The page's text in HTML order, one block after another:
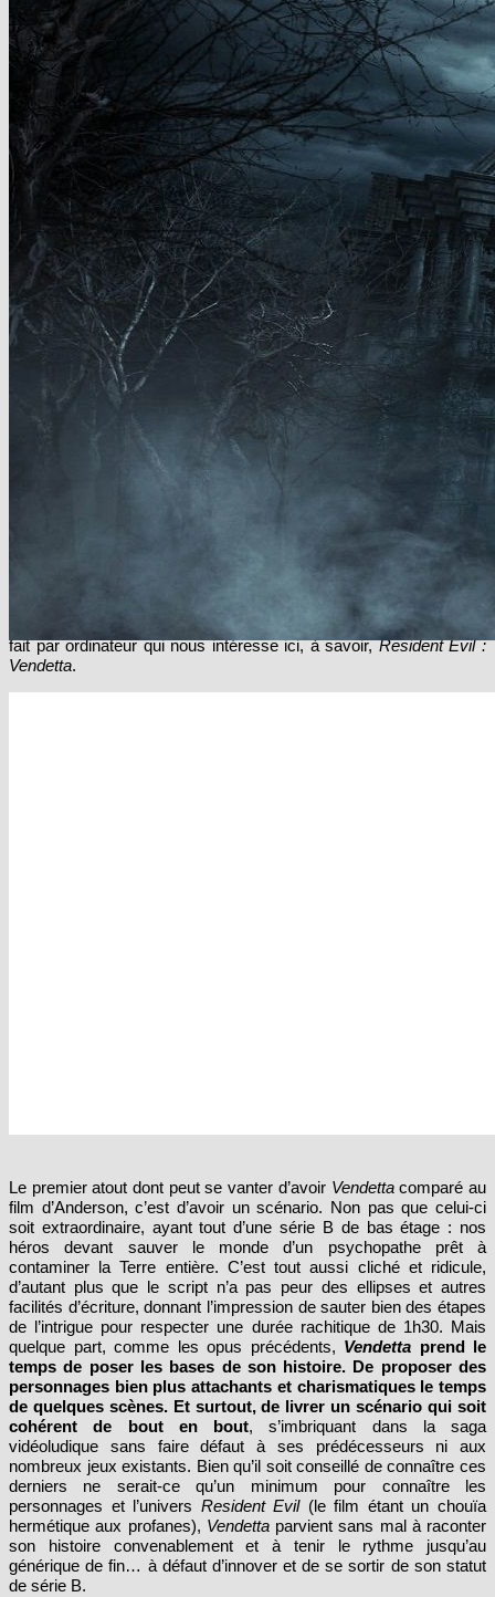
et mieux maîtrisée que les nanars de Paul
W.S. Anderson.
Synopsis :Alors que l’agent du BSAA Chris Redfield infiltre un
manoir pour affronter Glenn Arias, le criminel le plus recherché du
moment, Rebecca Chambers, ancienne membre des STARS
devenue professeur à l’université, va aider la police dans une
enquête impliquant une mort mystérieuse. Sans le savoir, elle va
découvrir un nouveau genre de virus, qui ramène les morts à la
vie pour les transformer en créatures assoiffées de sang…
Bien plus posé et maîtrisé que chez Paul W.S. Anderson
Resident Evilen film, ce n’est pas forcément une mauvaise
chose. Et pour cause, beaucoup pensent que l’adaptation
cinématographique s’arrête à la saga de maintenant six films,
signée par Paul W.S. Anderson. Un ensemble de bousins débiles
au possible qui se veulent être des hommages aux jeux sans pour
autant avoir l’air de longs-métrages dignes de ce nom. Mais en y
regardant de plus près, ils découvriront que la société génitrice de
la franchise vidéoludique, Capcom, est à l’origine de films
en 2012).Des
DTV purement commerciaux et adressés exclusivement aux
bien plus regardables et appréciables que les tâcherons
Pour comprendre à quel point le fossé est
immense entre ces derniers et les divertissements de Capcom, il
suffit de s’arrêter en cette année 2017 et de comparer le dernier
) ainsi que le troisième opus
fait par ordinateur qui nous intéresse ici, à savoir,Resident Evil :
Vendetta.
Le premier atout dont peut se vanter d’avoir Vendettacomparé au
film d’Anderson, c’est d’avoir un scénario. Non pas que celui-ci
soit extraordinaire, ayant tout d’une série B de bas étage : nos
héros devant sauver le monde d’un psychopathe prêt à
contaminer la Terre entière. C’est tout aussi cliché et ridicule,
d’autant plus que le script n’a pas peur des ellipses et autres
facilités d’écriture, donnant l’impression de sauter bien des étapes
de l’intrigue pour respecter une durée rachitique de 1h30. Mais
quelque part, comme les opus précédents, Vendetta prend le
temps de poser les bases de son histoire. De proposer des
personnages bien plus attachants et charismatiques le temps
de quelques scènes. Et surtout, de livrer un scénario qui soit
cohérent de bout en bout, s’imbriquant dans la saga
vidéoludique sans faire défaut à ses prédécesseurs ni aux
nombreux jeux existants. Bien qu’il soit conseillé de connaître ces
derniers ne serait-ce qu’un minimum pour connaître les
personnages et l’univers Resident Evil(le film étant un chouïa
hermétique aux profanes), Vendettaparvient sans mal à raconter
son histoire convenablement et à tenir le rythme jusqu’au
générique de fin… à défaut d’innover et de se sortir de son statut
de série B.